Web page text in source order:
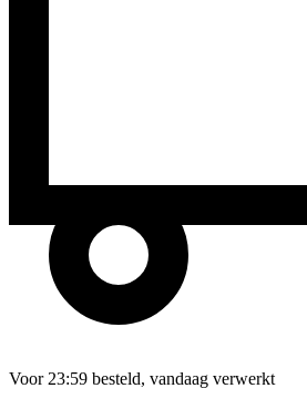
Voor 23:59 besteld, vandaag verwerkt